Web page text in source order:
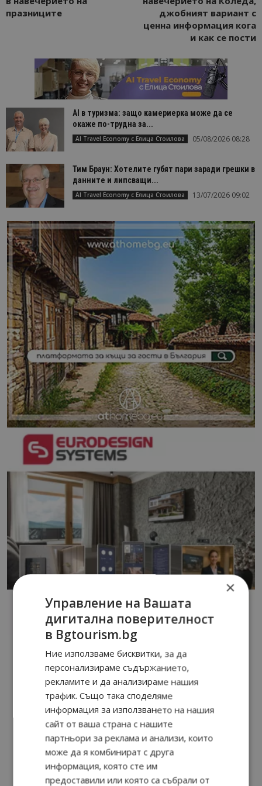
празниците
джобният вариант с
ценна информация кога
и как се пости
AI в туризма: защо камериерка може да се
окаже по-трудна за...
AI Travel Economy с Елица Стоилова 05/08/2026 08:28
Тим Браун: Хотелите губят пари заради грешки в
данните и липсващи...
AI Travel Economy с Елица Стоилова 13/07/2026 09:02
×
Управление на Вашата
дигитална поверителност
в Bgtourism.bg
Ние използваме бисквитки, за да
персонализираме съдържанието,
рекламите и да анализираме нашия
трафик. Също така споделяме
информация за използването на нашия
сайт от ваша страна с нашите
партньори за реклама и анализи, които
може да я комбинират с друга
информация, която сте им
предоставили или която са събрали от